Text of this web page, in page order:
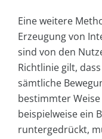
Eine weitere
Erzeugung von
sind von den
Richtlinie gilt,
sämtliche
bestimmter
beispielweise ein
runtergedrückt,